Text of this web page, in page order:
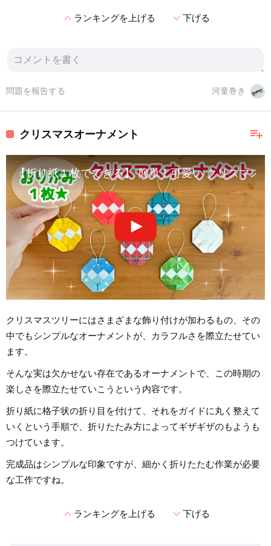
expand_lessランキングを上げる expand_more下げる
河童巻き
問題を報告する
playlist_add
クリスマスオーナメント
【折り紙１枚でできる】 簡単！可愛い クリスマ
クリスマスツリーにはさまざまな飾り付けが加わるもの、その
中でもシンプルなオーナメントが、カラフルさを際立たせてい
ます。
そんな実は欠かせない存在であるオーナメントで、この時期の
楽しさを際立たせていこうという内容です。
折り紙に格子状の折り目を付けて、それをガイドに丸く整えて
いくという手順で、折りたたみ方によってギザギザのもようも
つけています。
完成品はシンプルな印象ですが、細かく折りたたむ作業が必要
な工作ですね。
expand_lessランキングを上げる expand_more下げる